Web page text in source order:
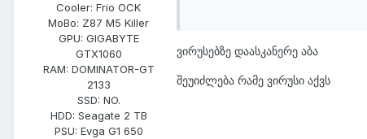
Cooler: Frio OCK
MoBo: Z87 M5 Killer
GPU: GIGABYTE
GTX1060
RAM: DOMINATOR-GT
2133
SSD: NO.
HDD: Seagate 2 TB
PSU: Evga G1 650
ვირუსებზე დაასკანერე აბა
შეუიძლება რამე ვირუსი აქვს